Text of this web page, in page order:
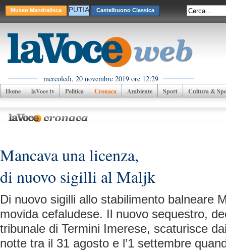
Museo Mandralisca PUTIA Castelbuono Classica
mercoledì, 20 novembre 2019 ore 12:29
Home laVoce tv Politica Cronaca Ambiente Sport Cultura &
Mancava una licenza,
di nuovo sigilli al Maljk
Di nuovo sigilli allo stabilimento balneare
movida cefaludese. Il nuovo sequestro,
tribunale di Termini Imerese, scaturisce
notte tra il 31 agosto e l’1 settembre